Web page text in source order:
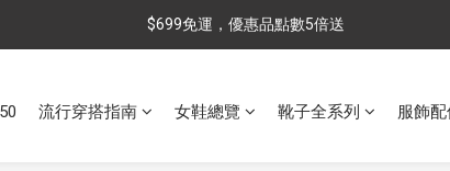
$699免運，優惠品點數5倍送
$699免運，優惠品點數5倍送
雨靴特價優惠中>>點我查看
流行穿搭指南 女鞋總覽 靴子全系列 服飾